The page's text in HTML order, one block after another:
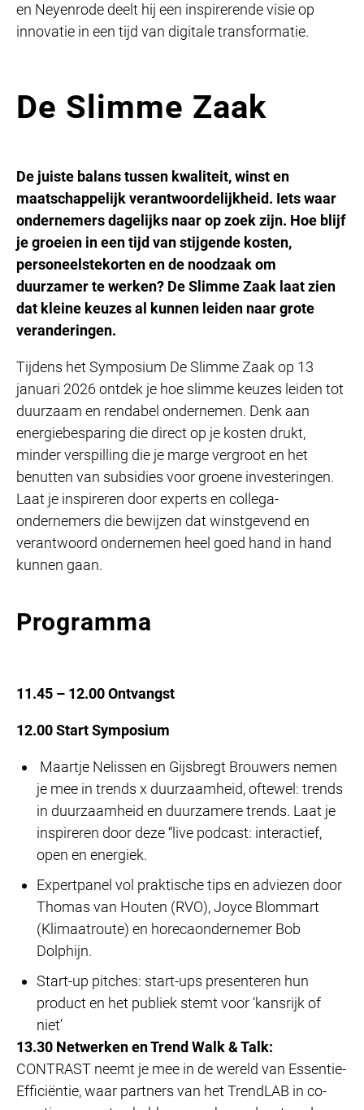
en Neyenrode deelt hij een inspirerende visie op
innovatie in een tijd van digitale transformatie.
De Slimme Zaak
De juiste balans tussen kwaliteit, winst en
maatschappelijk verantwoordelijkheid. Iets waar
ondernemers dagelijks naar op zoek zijn. Hoe blijf
je groeien in een tijd van stijgende kosten,
personeelstekorten en de noodzaak om
duurzamer te werken? De Slimme Zaak laat zien
dat kleine keuzes al kunnen leiden naar grote
veranderingen.
Tijdens het Symposium De Slimme Zaak op 13
januari 2026 ontdek je hoe slimme keuzes leiden tot
duurzaam en rendabel ondernemen. Denk aan
energiebesparing die direct op je kosten drukt,
minder verspilling die je marge vergroot en het
benutten van subsidies voor groene investeringen.
Laat je inspireren door experts en collega-
ondernemers die bewijzen dat winstgevend en
verantwoord ondernemen heel goed hand in hand
kunnen gaan.
Programma
11.45 – 12.00 Ontvangst
12.00 Start Symposium
Maartje Nelissen en Gijsbregt Brouwers nemen
je mee in trends x duurzaamheid, oftewel: trends
in duurzaamheid en duurzamere trends. Laat je
inspireren door deze “live podcast: interactief,
open en energiek.
Expertpanel vol praktische tips en adviezen door
Thomas van Houten (RVO), Joyce Blommart
(Klimaatroute) en horecaondernemer Bob
Dolphijn.
Start-up pitches: start-ups presenteren hun
product en het publiek stemt voor ‘kansrijk of
niet’
13.30 Netwerken en Trend Walk & Talk:
CONTRAST neemt je mee in de wereld van Essentie-
Efficiëntie, waar partners van het TrendLAB in co-